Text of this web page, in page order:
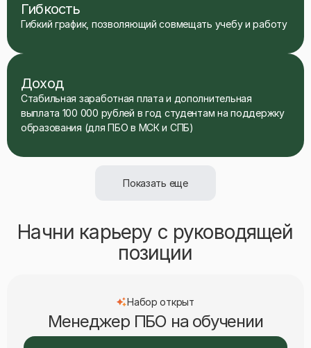
Гибкость
Гибкий график, позволяющий совмещать учебу и работу
Доход
Стабильная заработная плата и дополнительная
выплата 100 000 рублей в год студентам на поддержку
образования (для ПБО в МСК и СПБ)
Показать еще
Начни карьеру с руководящей
позиции
Менеджер ПБО на обучении
Набор открыт